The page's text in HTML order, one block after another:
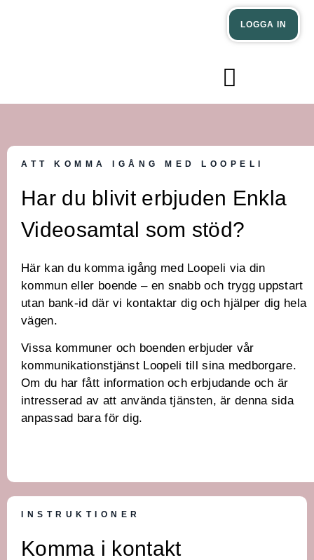
LOGGA IN
ATT KOMMA IGÅNG MED LOOPELI
Har du blivit erbjuden Enkla
Videosamtal som stöd?
Här kan du komma igång med Loopeli via din
kommun eller boende – en snabb och trygg uppstart
utan bank‑id där vi kontaktar dig och hjälper dig hela
vägen.
Vissa kommuner och boenden erbjuder vår
kommunikationstjänst Loopeli till sina medborgare.
Om du har fått information och erbjudande och är
intresserad av att använda tjänsten, är denna sida
anpassad bara för dig.
INSTRUKTIONER
Komma i kontakt